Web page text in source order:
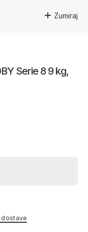
Zumiraj
Serie 8 9 kg,